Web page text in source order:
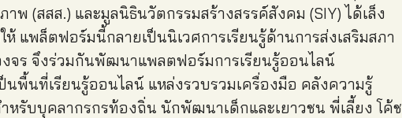
พ (สสส.) และมูลนิธินวัตกรรมสร้างสรรค์สังคม (SIY) ได้เล็ง
ห้ แพล็ตฟอร์มนี้กลายเป็นนิเวศการเรียนรู้ด้านการส่งเสริมสภา
จร จึงร่วมกันพัฒนาแพลตฟอร์มการเรียนรู้ออนไลน์
นพื้นที่เรียนรู้ออนไลน์ แหล่งรวบรวมเครื่องมือ คลังความรู้
หรับบุคลากรกรท้องถิ่น นักพัฒนาเด็กและเยาวชน พี่เลี้ยง โค้ช